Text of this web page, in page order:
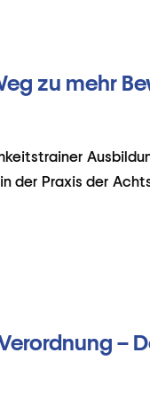
zu mehr
der Praxis der
–